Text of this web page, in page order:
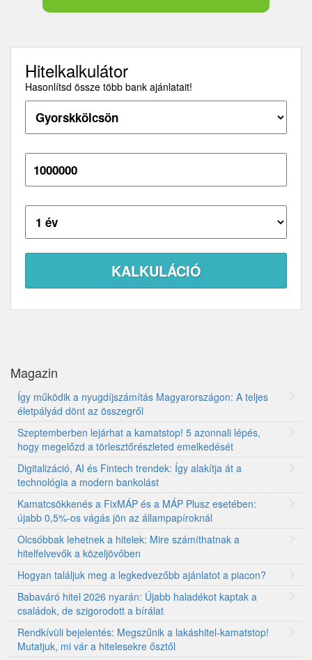
Hitelkalkulátor
Hasonlítsd össze több bank ajánlatait!
Magazin
Így működik a nyugdíjszámítás Magyarországon: A teljes
életpályád dönt az összegről
Szeptemberben lejárhat a kamatstop! 5 azonnali lépés,
hogy megelőzd a törlesztőrészleted emelkedését
Digitalizáció, AI és Fintech trendek: Így alakítja át a
technológia a modern bankolást
Kamatcsökkenés a FixMÁP és a MÁP Plusz esetében:
újabb 0,5%-os vágás jön az állampapíroknál
Olcsóbbak lehetnek a hitelek: Mire számíthatnak a
hitelfelvevők a közeljövőben
Hogyan találjuk meg a legkedvezőbb ajánlatot a piacon?
Babaváró hitel 2026 nyarán: Újabb haladékot kaptak a
családok, de szigorodott a bírálat
Rendkívüli bejelentés: Megszűnik a lakáshitel-kamatstop!
Mutatjuk, mi vár a hitelesekre ősztől